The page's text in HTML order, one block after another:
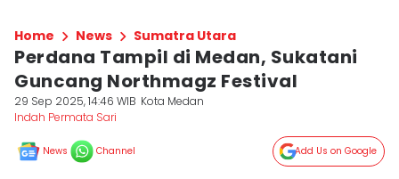
Home News Sumatra Utara
Perdana Tampil di Medan, Sukatani
Guncang Northmagz Festival
29 Sep 2025, 14:46 WIB Kota Medan
Indah Permata Sari
News Channel Add Us on Google